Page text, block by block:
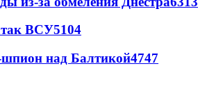
ВСУ5104
шпион над Балтикой4747